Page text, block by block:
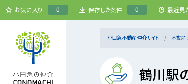
お気に入り 0 保存した条件 0 最近見
小田急不動産仲介サイト 不動産
鶴川駅